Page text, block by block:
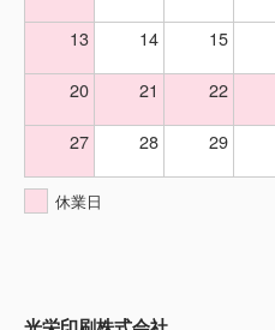
13 14 15
20 21 22
27 28 29
休業日